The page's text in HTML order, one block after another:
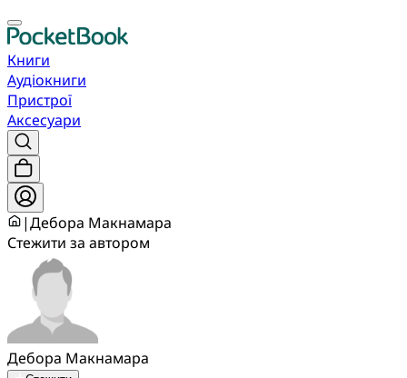
Книги
Аудіокниги
Пристрої
Аксесуари
|Дебора Макнамара
Стежити за автором
Дебора Макнамара